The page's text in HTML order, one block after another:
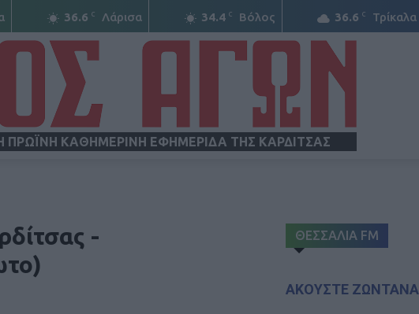
36.6 C Λάρισα 34.4 C Βόλος 36.6 C Τρίκαλα
ΠΡΩΪΝΗ ΚΑΘΗΜΕΡΙΝΗ ΕΦΗΜΕΡΙΔΑ ΤΗΣ ΚΑΡΔΙΤΣΑΣ
-
ΘΕΣΣΑΛΙΑ FM
ΑΚΟΥΣΤΕ ΖΩΝΤΑΝΑ